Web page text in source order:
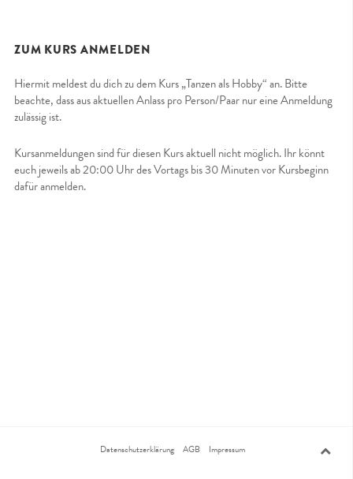
ZUM KURS ANMELDEN
Hiermit meldest du dich zu dem Kurs „Tanzen als Hobby“ an. Bitte
beachte, dass aus aktuellen Anlass pro Person/Paar nur eine Anmeldung
zulässig ist.
Kursanmeldungen sind für diesen Kurs aktuell nicht möglich. Ihr könnt
euch jeweils ab 20:00 Uhr des Vortags bis 30 Minuten vor Kursbeginn
dafür anmelden.
Datenschutzerklärung AGB Impressum